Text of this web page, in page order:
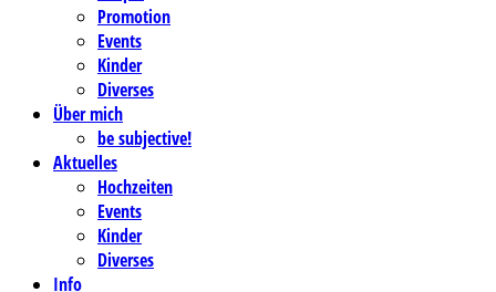
Promotion
Events
Kinder
Diverses
Über mich
be subjective!
Aktuelles
Hochzeiten
Events
Kinder
Diverses
Info